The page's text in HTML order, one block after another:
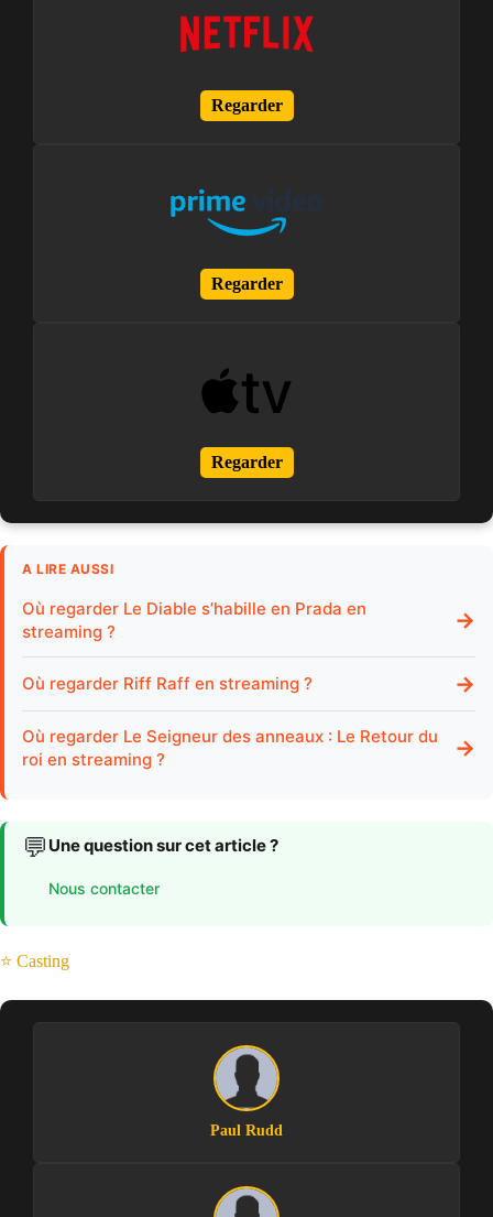
Regarder
Regarder
Regarder
A LIRE AUSSI
Où regarder Le Diable s’habille en Prada en
streaming ?
→
Où regarder Riff Raff en streaming ? →
Où regarder Le Seigneur des anneaux : Le Retour du
roi en streaming ?
→
💬 Une question sur cet article ?
Nous contacter
⭐ Casting
Paul Rudd